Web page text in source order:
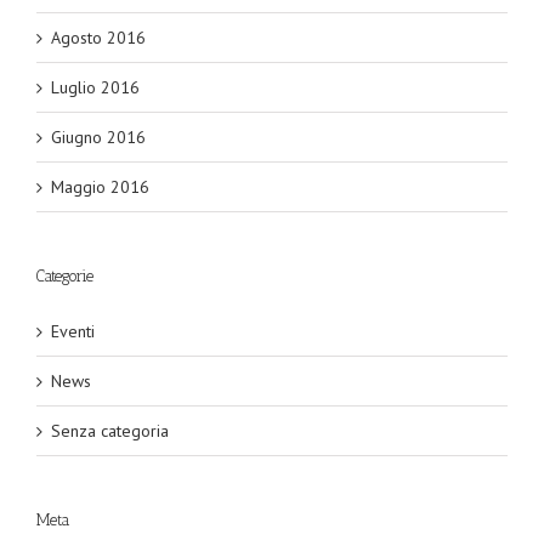
Agosto 2016
Luglio 2016
Giugno 2016
Maggio 2016
Categorie
Eventi
News
Senza categoria
Meta